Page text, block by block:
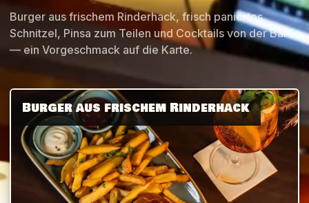
Burger aus frischem Rinderhack, frisch paniertes
Schnitzel, Pinsa zum Teilen und Cocktails von der Bar
— ein Vorgeschmack auf die Karte.
Burger aus frischem Rinderhack